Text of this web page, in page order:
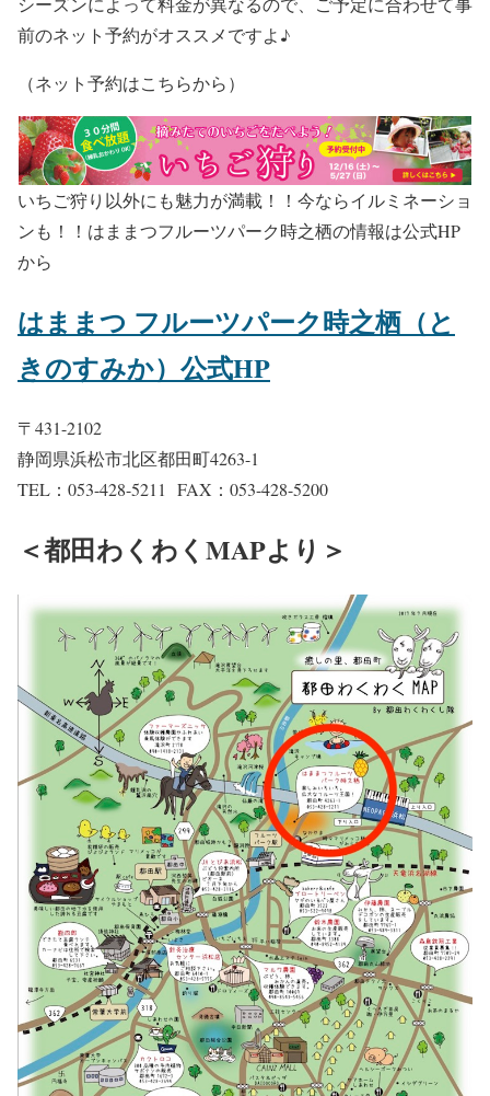
前のネット予約がオススメですよ♪
（ネット予約はこちらから）
いちご狩り以外にも魅力が満載！！今ならイルミネーショ
ンも！！はままつフルーツパーク時之栖の情報は公式HP
から
はままつ フルーツパーク時之栖（と
きのすみか）公式HP
〒431-2102
静岡県浜松市北区都田町4263-1
TEL：053-428-5211 FAX：053-428-5200
＜都田わくわくMAPより＞